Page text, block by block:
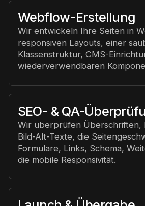
Webflow-Erstellung
Wir entwickeln Ihre Seiten in
responsiven Layouts, einer
Klassenstruktur, CMS-
wiederverwendbaren
SEO- & QA-
Wir überprüfen Überschriften,
Bild-Alt-Texte, die
Formulare, Links, Schema,
die mobile Responsivität.